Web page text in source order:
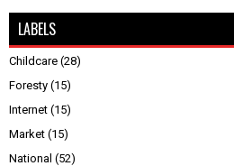
LABELS
Childcare (28)
Foresty (15)
Internet (15)
Market (15)
National (52)